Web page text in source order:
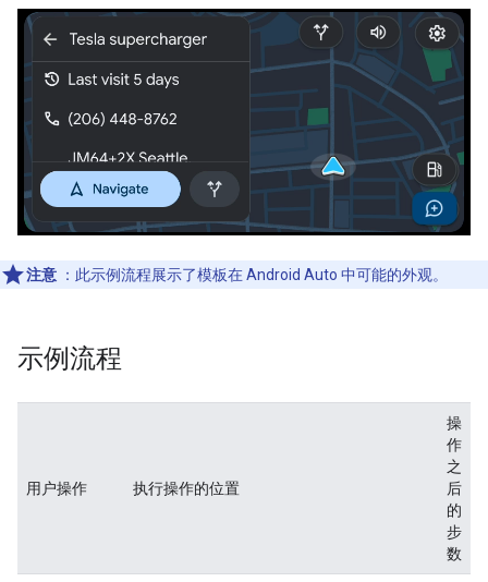
注意 ：此示例流程展示了模板在 Android Auto 中可能的外观。
示例流程
用户操作 执行操作的位置
操
作
之
后
的
步
数